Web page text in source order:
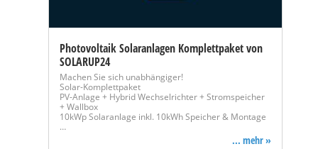
Photovoltaik Solaranlagen Komplettpaket von
SOLARUP24
Machen Sie sich unabhängiger!
Solar-Komplettpaket
PV-Anlage + Hybrid Wechselrichter + Stromspeicher
+ Wallbox
10kWp Solaranlage inkl. 10kWh Speicher & Montage
…
... mehr »